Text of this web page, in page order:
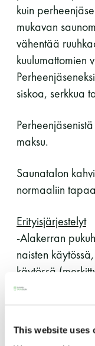
This website uses
Suomen
saunarauhan
kuin
mukavan
vähentää
kuulumattomien
siskoa, serkkua
maksu.
Saunatalon
normaaliin
Erityisjärjestelyt
-Alakerran
naisten
käytössä
-Uimapuvun
Kevätkokous